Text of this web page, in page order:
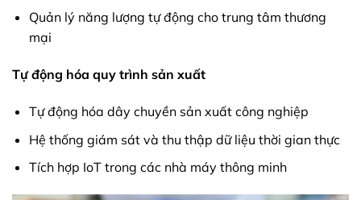
Quản lý năng lượng tự động cho trung tâm thương
mại
Tự động hóa quy trình sản xuất
Tự động hóa dây chuyền sản xuất công nghiệp
Hệ thống giám sát và thu thập dữ liệu thời gian thực
Tích hợp IoT trong các nhà máy thông minh